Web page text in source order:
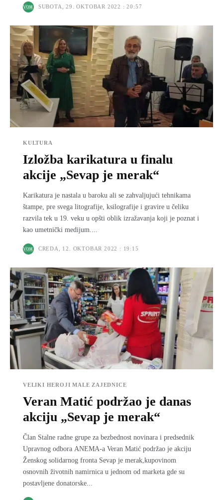
SUBOTA, 29. OKTOBAR 2022 : 20:57
KULTURA
Izložba karikatura u finalu
akcije „Sevap je merak“
Karikatura je nastala u baroku ali se zahvalјujući tehnikama
štampe, pre svega litografije, ksilografije i gravire u čeliku
razvila tek u 19. veku u opšti oblik izražavanja koji je poznat i
kao umetnički medijum....
CREDA, 12. OKTOBAR 2022 : 19:15
VELIKI HEROJI MALE ZAJEDNICE
Veran Matić podržao je danas
akciju „Sevap je merak“
Član Stalne radne grupe za bezbednost novinara i predsednik
Upravnog odbora ANEMA-a Veran Matić podržao je akciju
Ženskog solidarnog fronta Sevap je merak,kupovinom
osnovnih životnih namirnica u jednom od marketa gde su
postavljene donatorske...